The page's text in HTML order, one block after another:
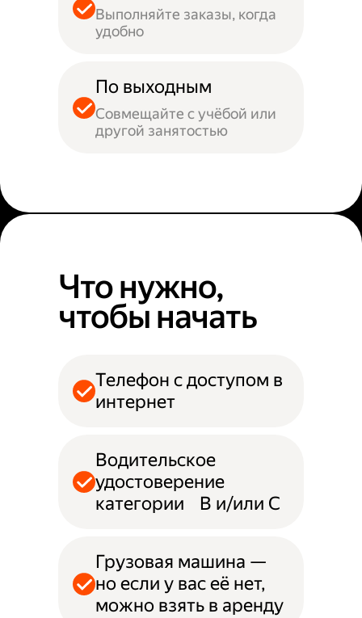
Выполняйте заказы, когда
удобно
По выходным
Совмещайте с учёбой или
другой занятостью
Что нужно,
чтобы начать
Телефон с доступом в
интернет
Водительское
удостоверение
категории B и/или С
Грузовая машина —
но если у вас её нет,
можно взять в аренду